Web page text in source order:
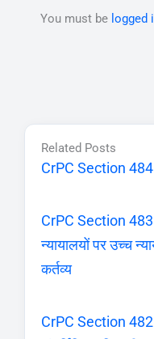
You must be logged
Related Posts
CrPC Section 484
CrPC Section 483
न्यायालयों पर उच्च
कर्तव्य
CrPC Section 482